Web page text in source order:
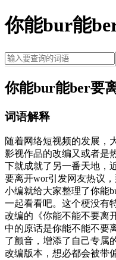
你能bur能
你能bur能ber要
词语解释
随着网络短视频的发展，
影视作品的改编又或者是
下就成就了另一番天地，
要离开wor引发网友热议
小编就给大家整理了你能
一起看看吧。这个梗没有
改编的《你能不能不要离
中的原话是你能不能不要
了颤音，增添了自己专属
改编版本，想必都会被带